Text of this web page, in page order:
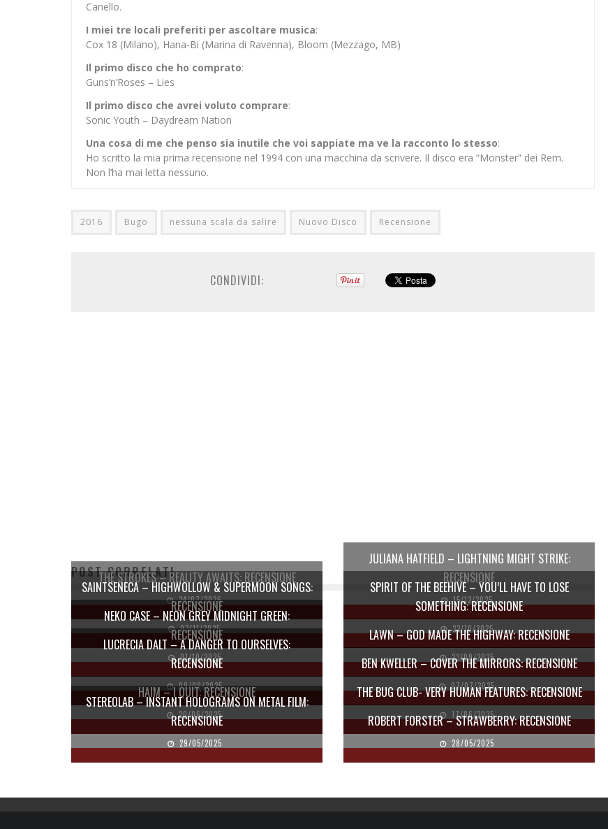
Canello.
I miei tre locali preferiti per ascoltare musica:
Cox 18 (Milano), Hana-Bi (Marina di Ravenna), Bloom (Mezzago, MB)
Il primo disco che ho comprato:
Guns’n’Roses – Lies
Il primo disco che avrei voluto comprare:
Sonic Youth – Daydream Nation
Una cosa di me che penso sia inutile che voi sappiate ma ve la racconto lo stesso:
Ho scritto la mia prima recensione nel 1994 con una macchina da scrivere. Il disco era “Monster” dei Rem.
Non l’ha mai letta nessuno.
2016 Bugo nessuna scala da salire Nuovo Disco Recensione
CONDIVIDI:
POST CORRELATI
THE STROKES – REALITY AWAITS: RECENSIONE
24/07/2026
JULIANA HATFIELD – LIGHTNING MIGHT STRIKE:
RECENSIONE
15/12/2025
SAINTSENECA – HIGHWOLLOW & SUPERMOON SONGS:
RECENSIONE
03/11/2025
SPIRIT OF THE BEEHIVE – YOU’LL HAVE TO LOSE
SOMETHING: RECENSIONE
22/10/2025
NEKO CASE – NEON GREY MIDNIGHT GREEN:
RECENSIONE
01/10/2025
LAWN – GOD MADE THE HIGHWAY: RECENSIONE
23/09/2025
LUCRECIA DALT – A DANGER TO OURSELVES:
RECENSIONE
09/09/2025
BEN KWELLER – COVER THE MIRRORS: RECENSIONE
07/07/2025
HAIM – I QUIT: RECENSIONE
20/06/2025
THE BUG CLUB- VERY HUMAN FEATURES: RECENSIONE
17/06/2025
STEREOLAB – INSTANT HOLOGRAMS ON METAL FILM:
RECENSIONE
29/05/2025
ROBERT FORSTER – STRAWBERRY: RECENSIONE
28/05/2025